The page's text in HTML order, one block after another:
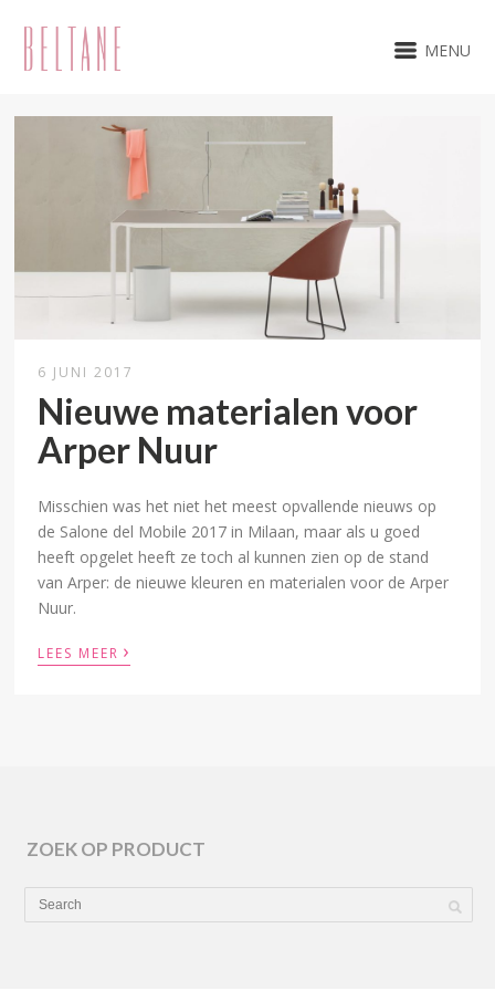
MENU
6 JUNI 2017
Nieuwe materialen voor
Arper Nuur
Misschien was het niet het meest opvallende nieuws op
de Salone del Mobile 2017 in Milaan, maar als u goed
heeft opgelet heeft ze toch al kunnen zien op de stand
van Arper: de nieuwe kleuren en materialen voor de Arper
Nuur.
LEES MEER ›
ZOEK OP PRODUCT